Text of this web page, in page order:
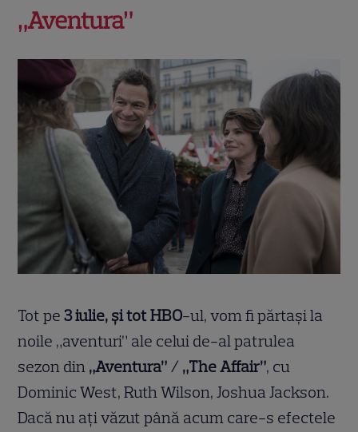
„Aventura”
Tot pe3 iulie, și tot HBO-ul, vom fi părtași la
noile „aventuri” ale celui de-al patrulea
sezon din „Aventura” / „The Affair”, cu
Dominic West, Ruth Wilson, Joshua Jackson.
Dacă nu ați văzut până acum care-s efectele